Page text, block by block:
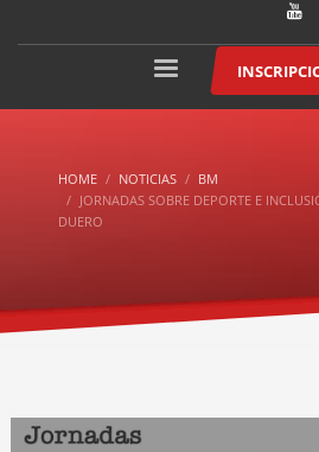
HOME NOTICIAS
BM
JORNADAS SOBRE DEPORTE E
DUERO